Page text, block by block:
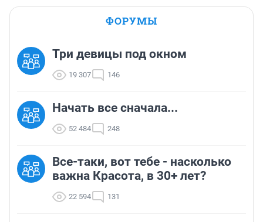
ФОРУМЫ
Три девицы под окном
19 307 146
Начать все сначала...
52 484 248
Все-таки, вот тебе - насколько
важна Красота, в 30+ лет?
22 594 131